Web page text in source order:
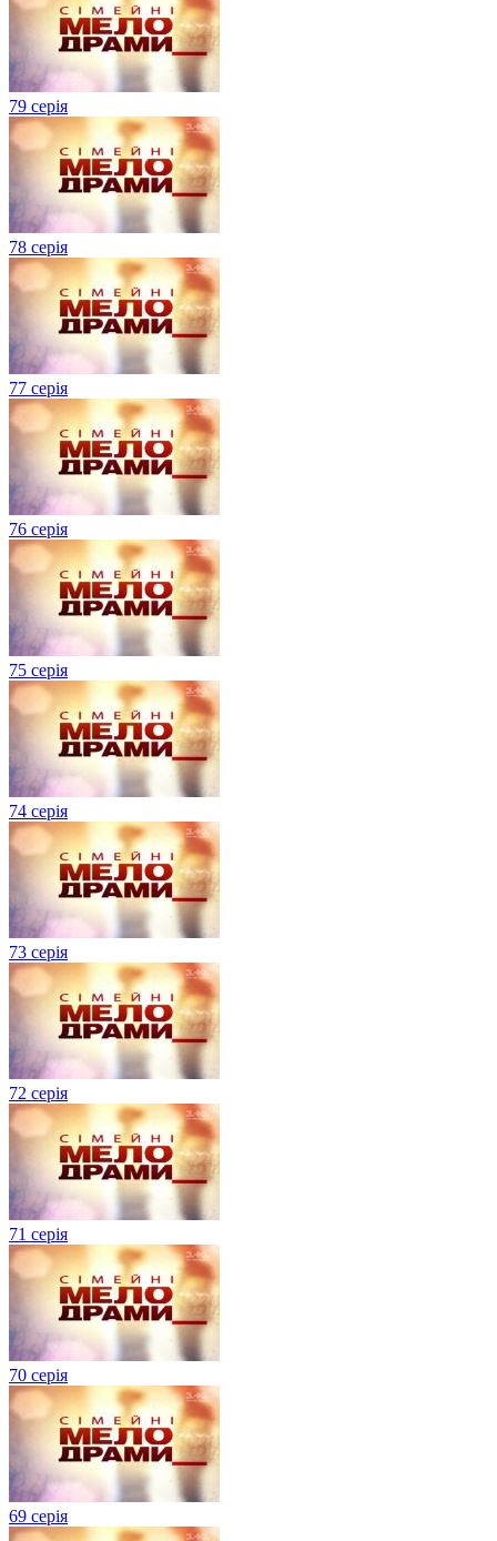
79 серія
78 серія
77 серія
76 серія
75 серія
74 серія
73 серія
72 серія
71 серія
70 серія
69 серія